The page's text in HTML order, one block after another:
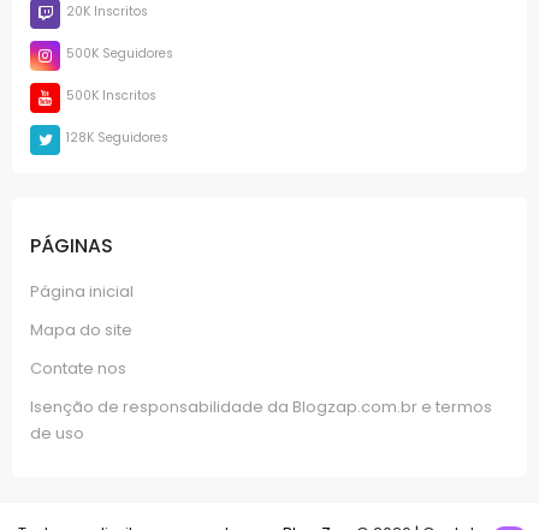
20K Inscritos
500K Seguidores
500K Inscritos
128K Seguidores
PÁGINAS
Página inicial
Mapa do site
Contate nos
Isenção de responsabilidade da Blogzap.com.br e termos
de uso